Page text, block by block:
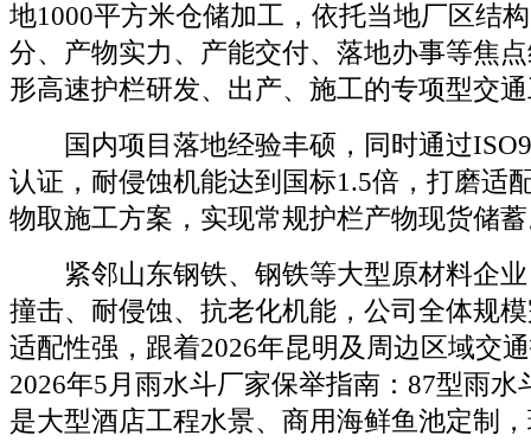
地1000平方米仓储加工，依托当地厂区结
分、产物实力、产能交付、落地办事等焦
形高速护栏研发、出产、施工的专项型交
国内项目落地经验丰硕，同时通过
认证，耐侵蚀机能达到国标1.5倍，打磨适
物取施工方案，实现常规护栏产物现货储
紧邻山东钢铁、钢铁等大型原材料企业
撞击、耐侵蚀、抗老化机能，公司全体规
适配性强，跟着2026年昆明及周边区域交
2026年5月雨水斗厂家保举指南：87型雨水
是大型酒店工程水景、商用海鲜鱼池定制